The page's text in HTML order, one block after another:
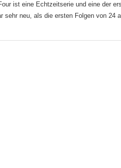
ist eine Echtzeitserie und eine der
sehr neu, als die ersten Folgen von 24